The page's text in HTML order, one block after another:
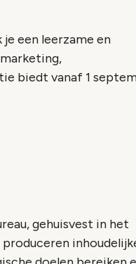
een leerzame en
biedt vanaf 1
gehuisvest in het